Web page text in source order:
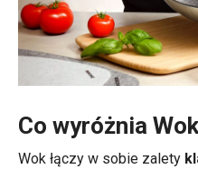
Co wyróżnia
Wok łączy w sobie zalety